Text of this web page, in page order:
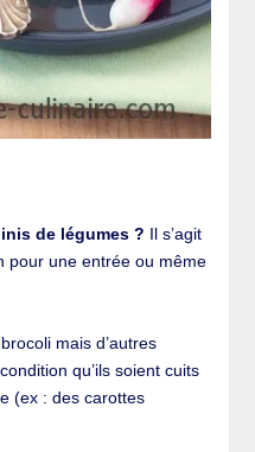
de légumes ? Il s’agit
pour une entrée ou même
mais d’autres
qu’ils soient cuits
(ex : des carottes